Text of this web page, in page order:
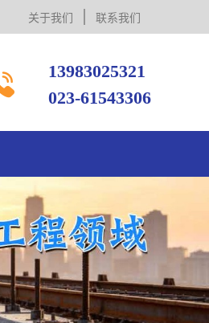
关于我们 联系我们
13983025321
023-61543306